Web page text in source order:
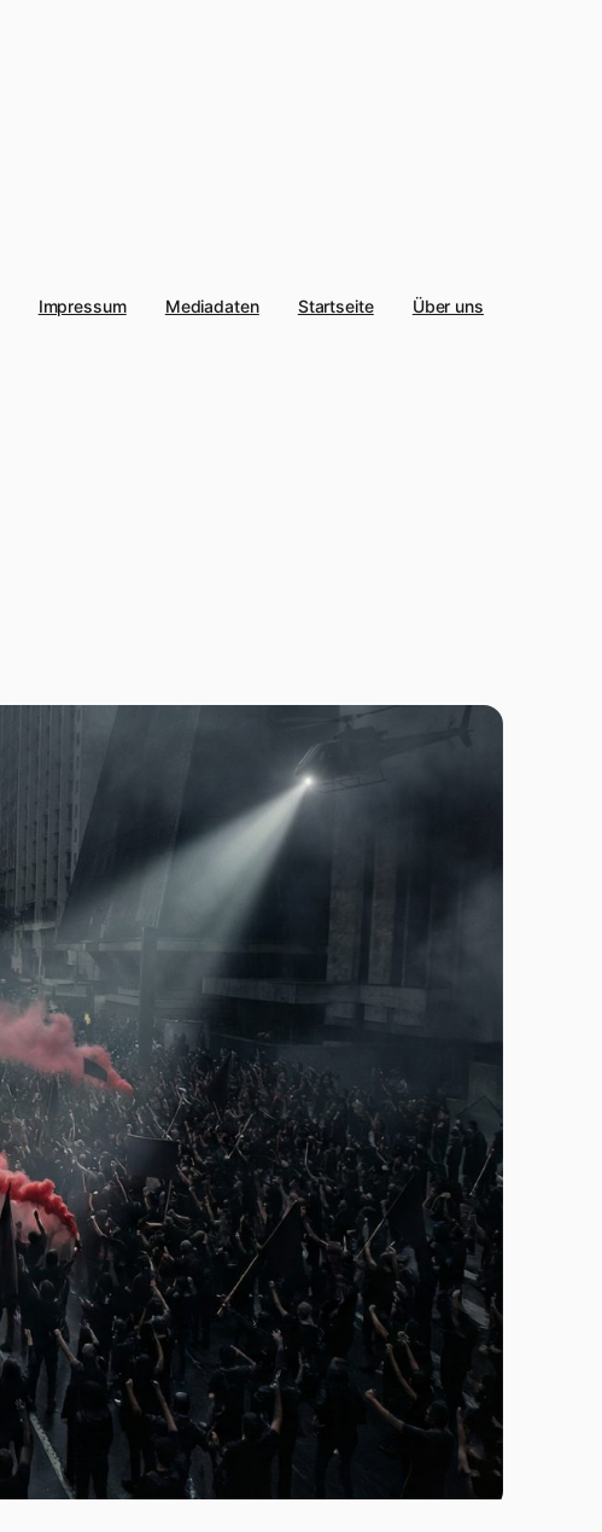
Impressum Mediadaten Startseite Über uns